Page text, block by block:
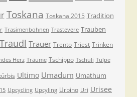
Toskana Toskana 2015 Tradition
Trasimenbohnen Trastevere Trauben
Traudl Trauer Trento Triest Trinken
Herz Träume Tschippo Tschuli Tulpe
Ultimo Umadum Umathum
Upcycling Upcyling Urbino Uri Urisee